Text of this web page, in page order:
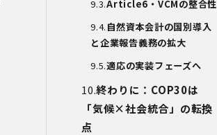
ための措置を講じています。
取り扱う機器、電子媒体及び書類等を持
ち運ぶ場合、容易に個人情報が判明しな
(4)技術的安全管理措置
・アクセス制御を実施して、担当者及び
限定しています。
・個人データを取り扱う情報システムに
Article6 ・ VCMの整合性
自然資本会計の国別導入
と企業報告義務の拡大
適応の実装フェーズへ
終わりに： COP30は
「気候×社会統合」の転換
点